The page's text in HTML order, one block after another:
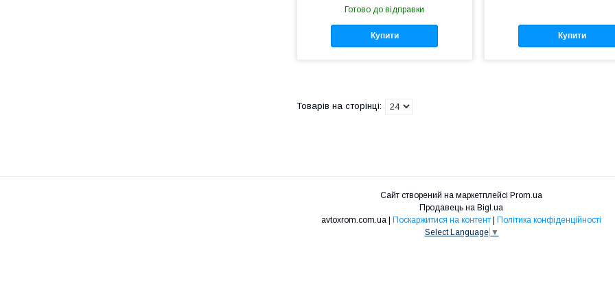
Готово до відправки
Купити Купити
Сайт створений на маркетплейсі Prom.ua
Продавець на Bigl.ua
avtoxrom.com.ua | Поскаржитися на контент | Політика конфіденційності
Select Language ▼